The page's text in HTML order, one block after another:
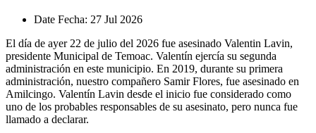
Date Fecha: 27 Jul 2026
El día de ayer 22 de julio del 2026 fue asesinado Valentin Lavin,
presidente Municipal de Temoac. Valentín ejercía su segunda
administración en este municipio. En 2019, durante su primera
administración, nuestro compañero Samir Flores, fue asesinado en
Amilcingo. Valentín Lavin desde el inicio fue considerado como
uno de los probables responsables de su asesinato, pero nunca fue
llamado a declarar.